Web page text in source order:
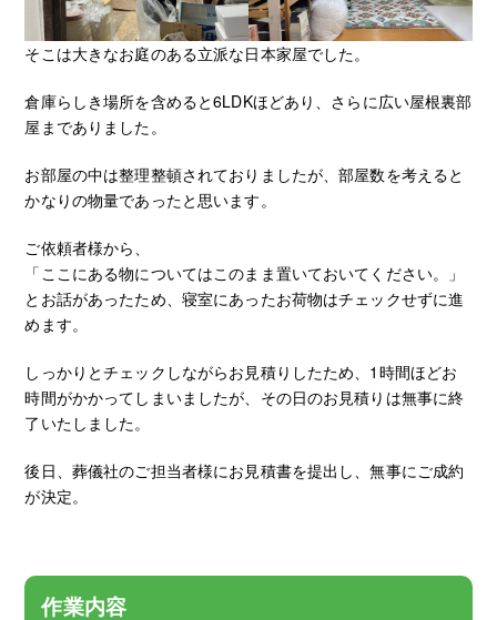
そこは大きなお庭のある立派な日本家屋でした。
倉庫らしき場所を含めると6LDKほどあり、さらに広い屋根裏部
屋までありました。
お部屋の中は整理整頓されておりましたが、部屋数を考えると
かなりの物量であったと思います。
ご依頼者様から、
「ここにある物についてはこのまま置いておいてください。」
とお話があったため、寝室にあったお荷物はチェックせずに進
めます。
しっかりとチェックしながらお見積りしたため、1時間ほどお
時間がかかってしまいましたが、その日のお見積りは無事に終
了いたしました。
後日、葬儀社のご担当者様にお見積書を提出し、無事にご成約
が決定。
作業内容